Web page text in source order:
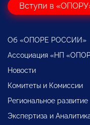
Вступи в
Об «ОПОРЕ РОССИИ»
Ассоциация «НП
Новости
Комитеты и Комиссии
Региональное развитие
Экспертиза и